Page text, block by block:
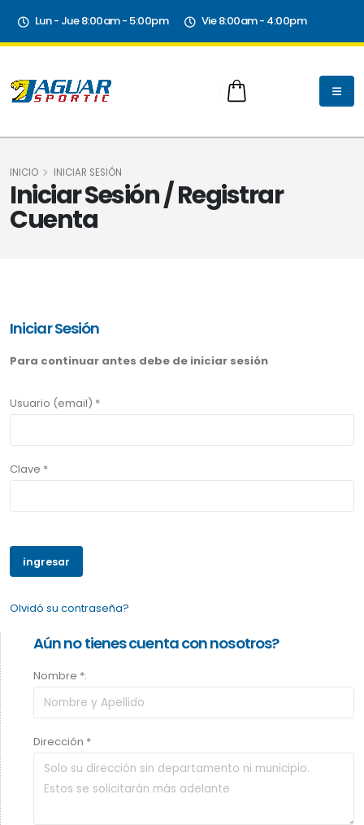
Lun - Jue 8:00am - 5:00pm Vie 8:00am - 4:00pm
Iniciar Sesión / Registrar
Cuenta
INICIO INICIAR SESIÓN
Iniciar Sesión
Para continuar antes debe de iniciar sesión
Usuario (email) *
Clave *
Olvidó su contraseña?
Aún no tienes cuenta con nosotros?
Nombre *:
Dirección *